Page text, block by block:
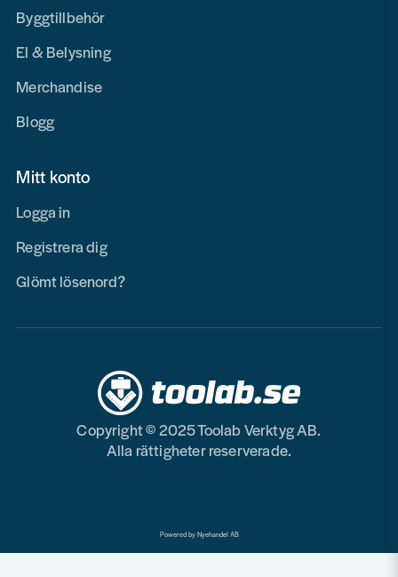
Byggtillbehör
El & Belysning
Merchandise
Blogg
Mitt konto
Logga in
Registrera dig
Glömt lösenord?
Copyright © 2025 Toolab Verktyg AB.
Alla rättigheter reserverade.
Powered by Nyehandel AB